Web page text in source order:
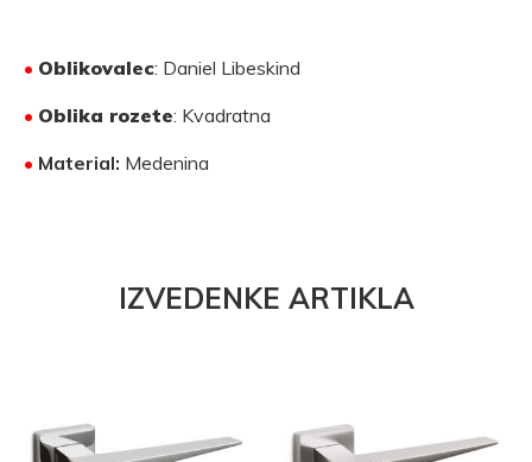
• Oblikovalec: Daniel Libeskind
• Oblika rozete: Kvadratna
• Material: Medenina
IZVEDENKE ARTIKLA